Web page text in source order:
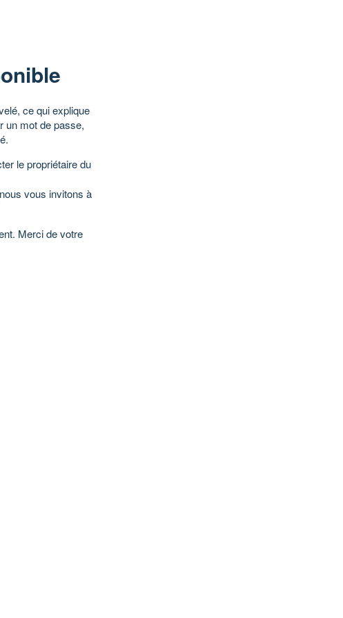
ce qui explique
un mot de passe,
le propriétaire du
vous invitons à
Merci de votre